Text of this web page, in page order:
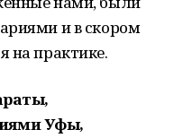
и в скором
на практике.
Уфы,